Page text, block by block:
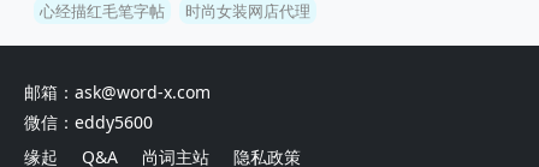
心经描红毛笔字帖
时尚女装网店代理
邮箱：ask@word-x.com
微信：eddy5600
缘起
Q&A 尚词主站 隐私政策